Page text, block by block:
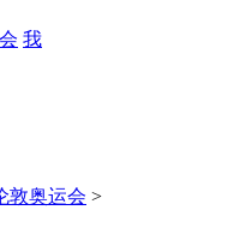
我
敦奥运会 >